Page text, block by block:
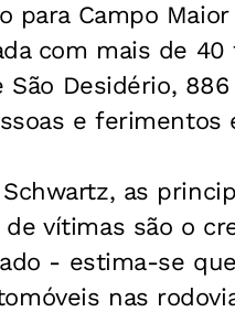
para Campo
com mais de 40
Desidério,
e ferimentos
as
vítimas são o
- estima-se
nas